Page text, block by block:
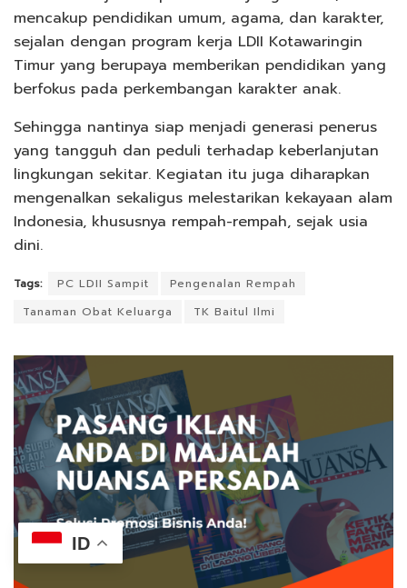
mencakup pendidikan umum, agama, dan karakter,
sejalan dengan program kerja LDII Kotawaringin
Timur yang berupaya memberikan pendidikan yang
berfokus pada perkembangan karakter anak.
Sehingga nantinya siap menjadi generasi penerus
yang tangguh dan peduli terhadap keberlanjutan
lingkungan sekitar. Kegiatan itu juga diharapkan
mengenalkan sekaligus melestarikan kekayaan alam
Indonesia, khususnya rempah-rempah, sejak usia
dini.
Tags: PC LDII Sampit
Pengenalan Rempah
Tanaman Obat Keluarga
TK Baitul Ilmi
ID